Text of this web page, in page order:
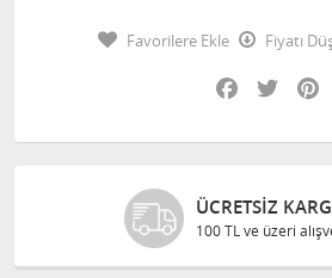
Favorilere Ekle
Fiyatı
Facebook
Twitter
ÜCRETSIZ
100 TL ve üzeri